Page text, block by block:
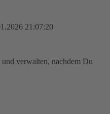
21:07:20
verwalten, nachdem Du